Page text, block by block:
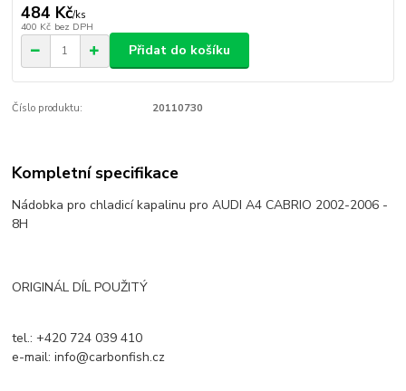
484 Kč/ks
400 Kč bez DPH
Přidat do košíku
Číslo produktu: 20110730
Kompletní specifikace
Nádobka pro chladicí kapalinu pro AUDI A4 CABRIO 2002-2006 -
8H
ORIGINÁL DÍL POUŽITÝ
tel.: +420 724 039 410
e-mail: info@carbonfish.cz